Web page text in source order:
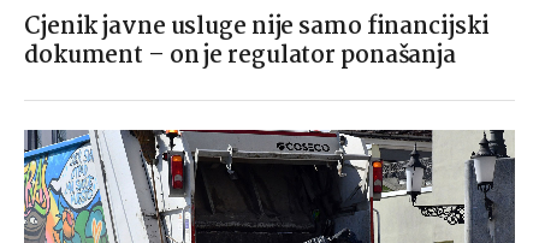
Cjenik javne usluge nije samo financijski
dokument – on je regulator ponašanja